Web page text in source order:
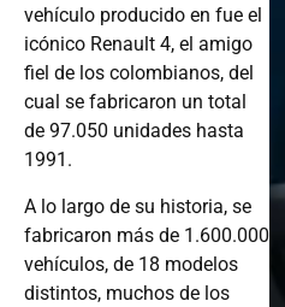
vehículo producido en fue el
icónico Renault 4, el amigo
fiel de los colombianos, del
cual se fabricaron un total
de 97.050 unidades hasta
1991.
A lo largo de su historia, se
fabricaron más de 1.600.000
vehículos, de 18 modelos
distintos, muchos de los